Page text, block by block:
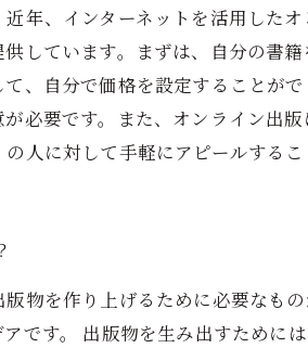
年、インターネットを活用した
供しています。まずは、自分の書
、自分で価格を設定することが
が必要です。また、オンライン出
の人に対して手軽にアピールする
物を作り上げるために必要なも
アです。 出版物を生み出すために